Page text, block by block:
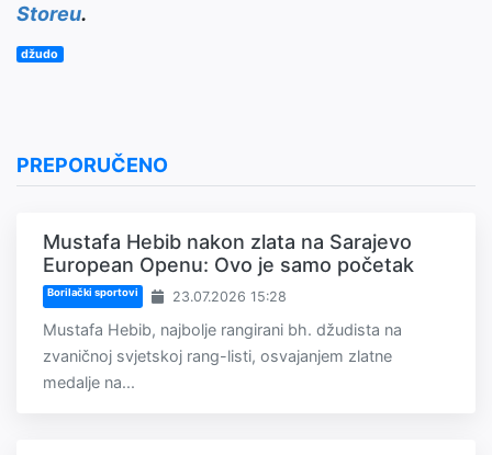
Storeu.
džudo
PREPORUČENO
Mustafa Hebib nakon zlata na Sarajevo
European Openu: Ovo je samo početak
Borilački sportovi 23.07.2026 15:28
Mustafa Hebib, najbolje rangirani bh. džudista na
zvaničnoj svjetskoj rang-listi, osvajanjem zlatne
medalje na...